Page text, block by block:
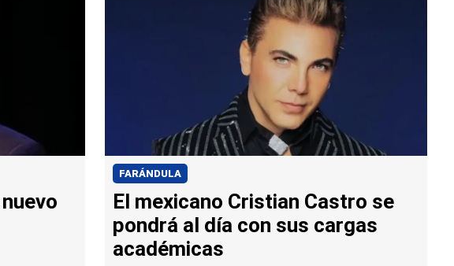
FARÁNDULA
El mexicano Cristian Castro se
pondrá al día con sus cargas
académicas